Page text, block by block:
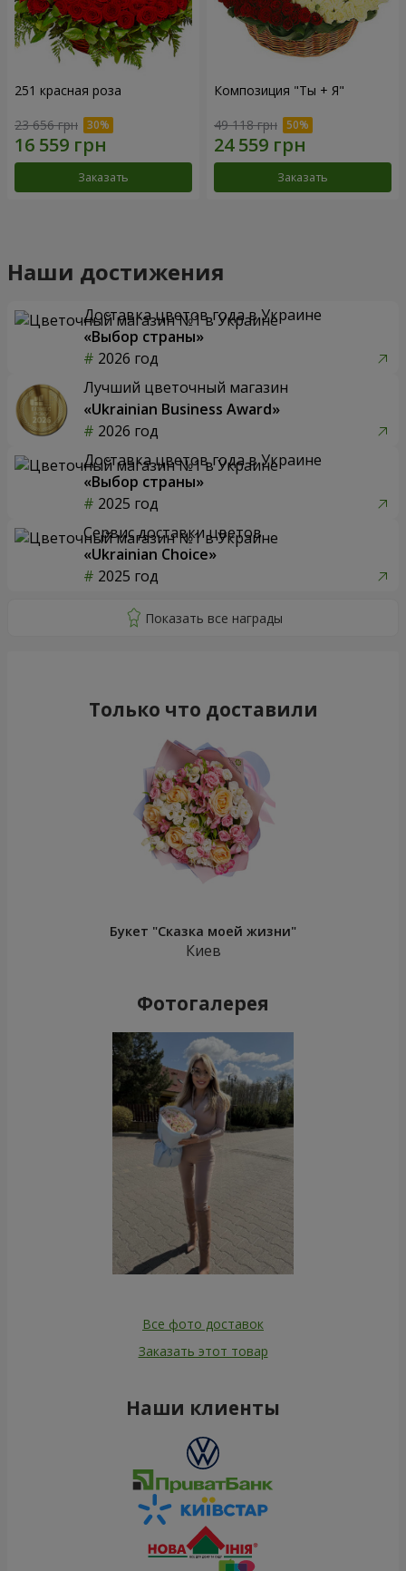
251 красная роза
23 656 грн
Заказать
Композиция "Ты + Я"
49 118 грн
Заказать
Наши достижения
Доставка цветов года в Украине
«Выбор страны»
2026 год
Лучший цветочный магазин
«Ukrainian Business Award»
2026 год
Доставка цветов года в Украине
«Выбор страны»
2025 год
Сервис доставки цветов
«Ukrainian Choice»
2025 год
Только что доставили
Букет "Сказка моей жизни"
Киев
Фотогалерея
Все фото доставок
Заказать этот товар
Наши клиенты